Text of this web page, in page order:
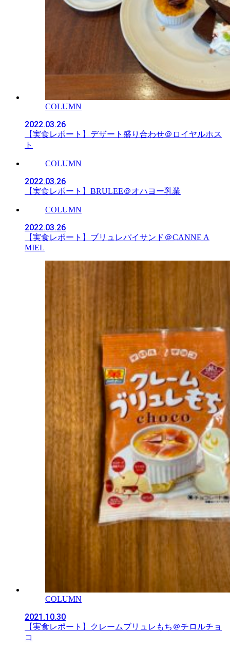
COLUMN
2022.03.26
【実食レポート】デザート盛り合わせ＠ロイヤルホス
ト
COLUMN
2022.03.26
【実食レポート】BRULEE＠オハヨー乳業
COLUMN
2022.03.26
【実食レポート】ブリュレパイサンド＠CANNE A
MIEL
COLUMN
2021.10.30
【実食レポート】クレームブリュレもち＠チロルチョ
コ